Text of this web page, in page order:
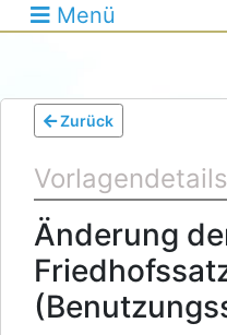
Menü
Zurück
Vorlagendetails
Änderung